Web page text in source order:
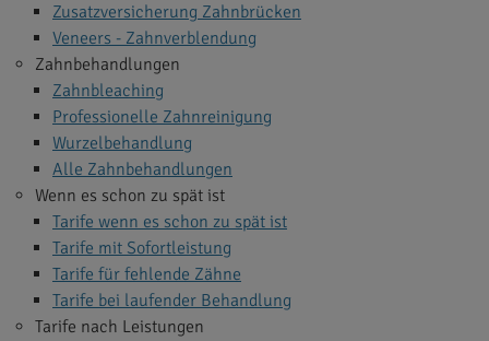
Zusatzversicherung Zahnbrücken
Veneers - Zahnverblendung
Zahnbehandlungen
Zahnbleaching
Professionelle Zahnreinigung
Wurzelbehandlung
Alle Zahnbehandlungen
Wenn es schon zu spät ist
Tarife wenn es schon zu spät ist
Tarife mit Sofortleistung
Tarife für fehlende Zähne
Tarife bei laufender Behandlung
Tarife nach Leistungen